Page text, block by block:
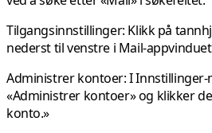
Tilgangsinnstillinger: Klikk på
nederst til venstre i Mail-
Administrer kontoer:I Innstillinger-
«Administrer kontoer» og klikker
konto.»